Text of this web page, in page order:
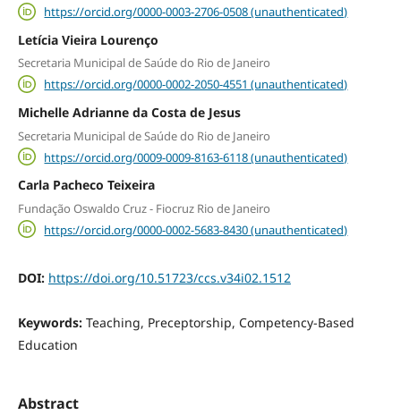
https://orcid.org/0000-0003-2706-0508 (unauthenticated)
Letícia Vieira Lourenço
Secretaria Municipal de Saúde do Rio de Janeiro
https://orcid.org/0000-0002-2050-4551 (unauthenticated)
Michelle Adrianne da Costa de Jesus
Secretaria Municipal de Saúde do Rio de Janeiro
https://orcid.org/0009-0009-8163-6118 (unauthenticated)
Carla Pacheco Teixeira
Fundação Oswaldo Cruz - Fiocruz Rio de Janeiro
https://orcid.org/0000-0002-5683-8430 (unauthenticated)
DOI: https://doi.org/10.51723/ccs.v34i02.1512
Keywords: Teaching, Preceptorship, Competency-Based
Education
Abstract